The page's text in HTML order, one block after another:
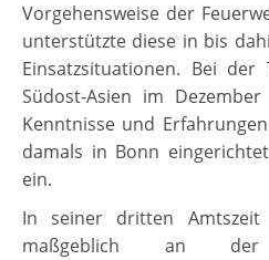
Vorgehensweise der
unterstützte diese in bis
Einsatzsituationen. Bei der
Südost-Asien im
Kenntnisse und
damals in Bonn
ein.
In seiner dritten
maßgeblich an